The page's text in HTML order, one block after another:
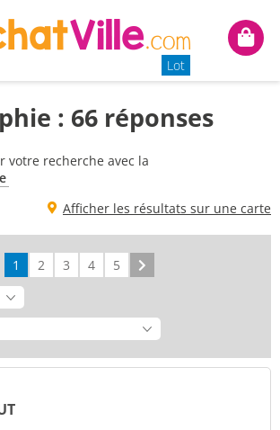
Lot
Mon
: 66 réponses
votre recherche avec la
Afficher les résultats sur une carte
1 2 3 4 5